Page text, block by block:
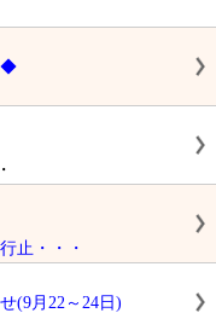
◆
止・・・
(9月22～24日)